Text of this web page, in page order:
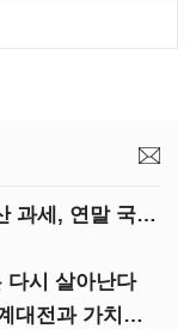
[디지털애셋]‘내년 시행’ 가상자산 과세, 연말 국회 문턱 넘을까
다시 살아난다
(잃어버린 경영을 찾아서)1차 세계대전과 가치의 전도: 불황기 리스크 매니지먼트[윤리]